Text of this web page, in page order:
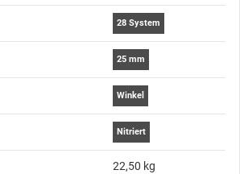
28 System
25 mm
Winkel
Nitriert
22,50 kg